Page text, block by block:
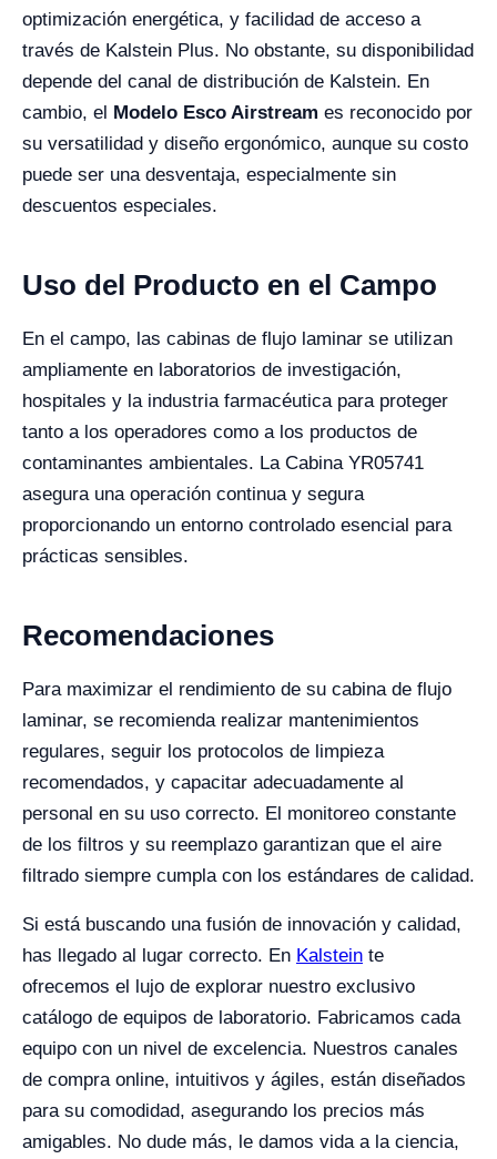
optimización energética, y facilidad de acceso a
través de Kalstein Plus. No obstante, su disponibilidad
depende del canal de distribución de Kalstein. En
cambio, el Modelo Esco Airstream es reconocido por
su versatilidad y diseño ergonómico, aunque su costo
puede ser una desventaja, especialmente sin
descuentos especiales.
Uso del Producto en el Campo
En el campo, las cabinas de flujo laminar se utilizan
ampliamente en laboratorios de investigación,
hospitales y la industria farmacéutica para proteger
tanto a los operadores como a los productos de
contaminantes ambientales. La Cabina YR05741
asegura una operación continua y segura
proporcionando un entorno controlado esencial para
prácticas sensibles.
Recomendaciones
Para maximizar el rendimiento de su cabina de flujo
laminar, se recomienda realizar mantenimientos
regulares, seguir los protocolos de limpieza
recomendados, y capacitar adecuadamente al
personal en su uso correcto. El monitoreo constante
de los filtros y su reemplazo garantizan que el aire
filtrado siempre cumpla con los estándares de calidad.
Si está buscando una fusión de innovación y calidad,
has llegado al lugar correcto. En Kalstein te
ofrecemos el lujo de explorar nuestro exclusivo
catálogo de equipos de laboratorio. Fabricamos cada
equipo con un nivel de excelencia. Nuestros canales
de compra online, intuitivos y ágiles, están diseñados
para su comodidad, asegurando los precios más
amigables. No dude más, le damos vida a la ciencia,